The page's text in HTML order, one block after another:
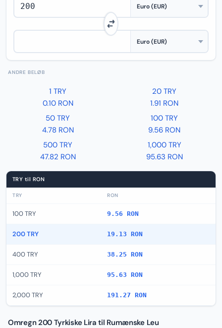
ANDRE BELØB
1 TRY
0.10 RON
20 TRY
1.91 RON
50 TRY
4.78 RON
100 TRY
9.56 RON
500 TRY
47.82 RON
1,000 TRY
95.63 RON
TRY til RON
TRY RON
100 TRY 9.56 RON
200 TRY 19.13 RON
400 TRY 38.25 RON
1,000 TRY 95.63 RON
2,000 TRY 191.27 RON
Omregn 200 Tyrkiske Lira til Rumænske Leu